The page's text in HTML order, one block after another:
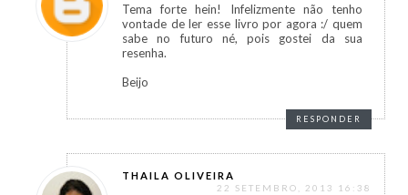
Tema forte hein! Infelizmente não tenho
vontade de ler esse livro por agora :/ quem
sabe no futuro né, pois gostei da sua
resenha.
Beijo
RESPONDER
THAILA OLIVEIRA
22 SETEMBRO, 2013 16:38